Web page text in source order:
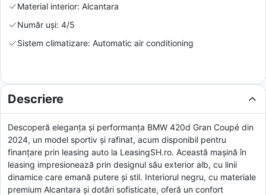
Material interior: Alcantara
Număr uși: 4/5
Sistem climatizare: Automatic air conditioning
Descriere
Descoperă eleganța și performanța BMW 420d Gran Coupé din
2024, un model sportiv și rafinat, acum disponibil pentru
finanțare prin leasing auto la LeasingSH.ro. Această mașină în
leasing impresionează prin designul său exterior alb, cu linii
dinamice care emană putere și stil. Interiorul negru, cu materiale
premium Alcantara și dotări sofisticate, oferă un confort